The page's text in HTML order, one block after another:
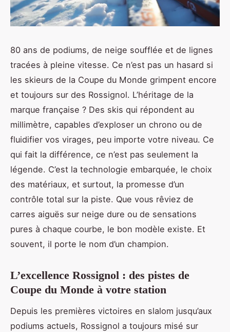
80 ans de podiums, de neige soufflée et de lignes
tracées à pleine vitesse. Ce n’est pas un hasard si
les skieurs de la Coupe du Monde grimpent encore
et toujours sur des Rossignol. L’héritage de la
marque française ? Des skis qui répondent au
millimètre, capables d’exploser un chrono ou de
fluidifier vos virages, peu importe votre niveau. Ce
qui fait la différence, ce n’est pas seulement la
légende. C’est la technologie embarquée, le choix
des matériaux, et surtout, la promesse d’un
contrôle total sur la piste. Que vous rêviez de
carres aiguës sur neige dure ou de sensations
pures à chaque courbe, le bon modèle existe. Et
souvent, il porte le nom d’un champion.
L’excellence Rossignol : des pistes de
Coupe du Monde à votre station
Depuis les premières victoires en slalom jusqu’aux
podiums actuels, Rossignol a toujours misé sur